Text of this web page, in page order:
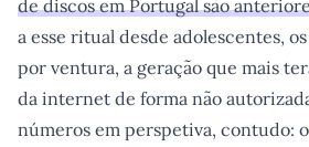
de discos em Portugal são
a esse ritual desde adolescentes, os
por ventura, a geração que mais
da internet de forma não
números em perspetiva, contudo: